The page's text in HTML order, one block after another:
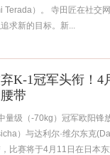
Terada）。 寺田匠在社交
求新的目标。新...
K-1冠军头衔！
带
量级（-70kg）冠军欧阳锋
）与达利尔·维尔东克
比赛将于4月11日在日本